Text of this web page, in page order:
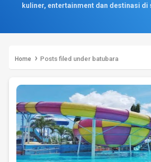
kuliner, entertainment dan destinasi di
Home › Posts filed under batubara